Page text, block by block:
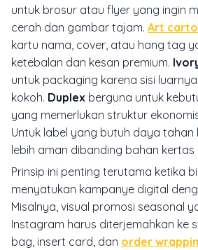
untuk brosur atau flyer yang ingin
cerah dan gambar tajam. Art
kartu nama, cover, atau hang tag
ketebalan dan kesan premium.
untuk packaging karena sisi
kokoh. Duplex berguna untuk
yang memerlukan struktur
Untuk label yang butuh daya tahan
lebih aman dibanding bahan kertas
Prinsip ini penting terutama ketika
menyatukan kampanye digital
Misalnya, visual promosi seasonal
Instagram harus diterjemahkan ke
bag, insert card, dan order